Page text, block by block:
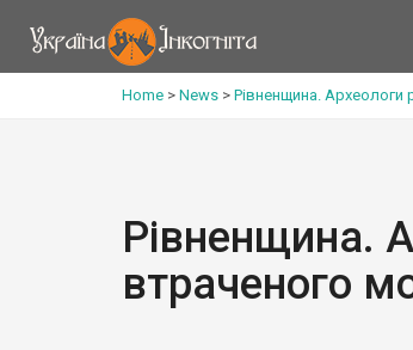
Home > News > Рівненщина. Археологи
Рівненщина.
втраченого